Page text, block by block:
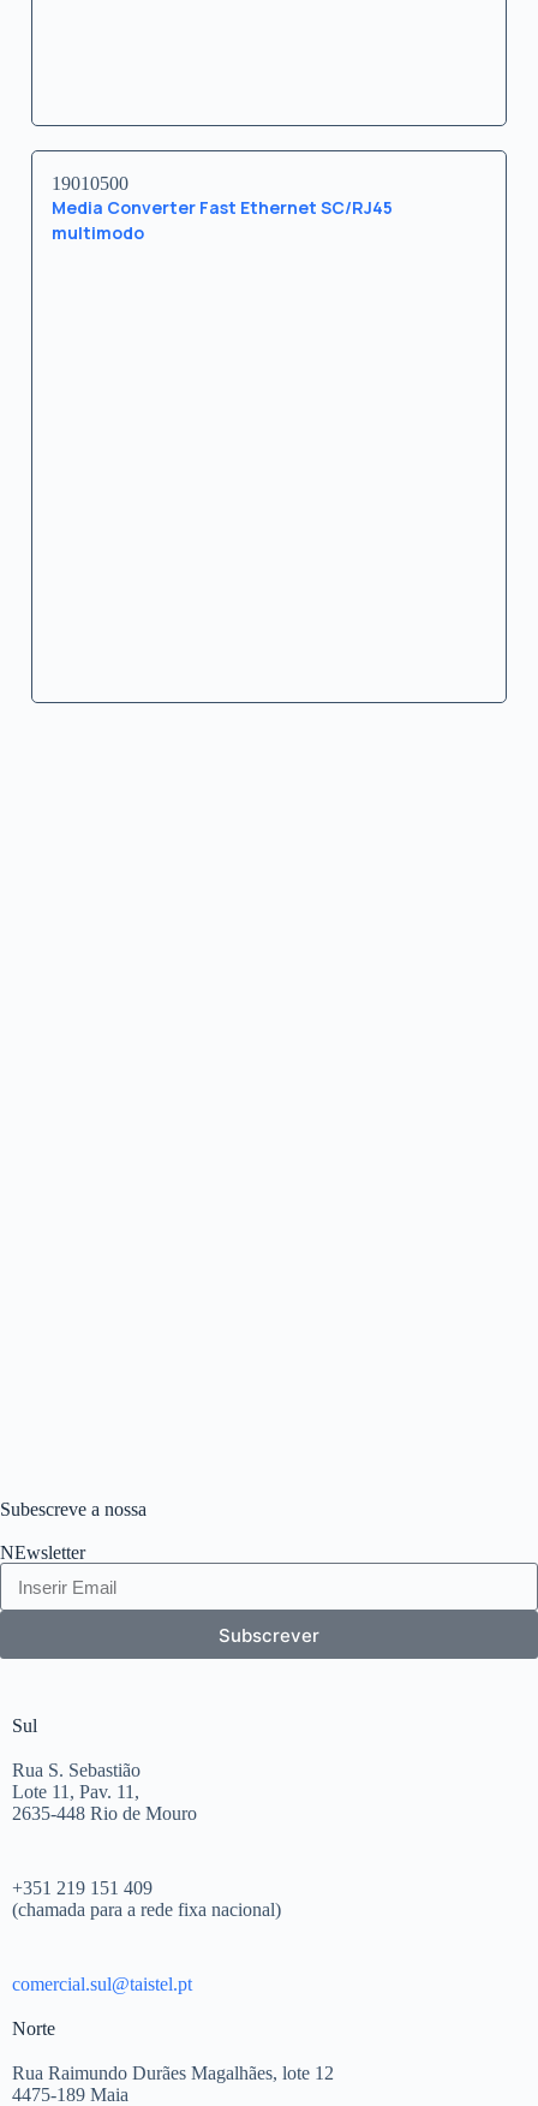
19010500
Media Converter Fast Ethernet SC/RJ45
multimodo
Subescreve a nossa
NEwsletter
Subscrever
Sul
Rua S. Sebastião
Lote 11, Pav. 11,
2635-448 Rio de Mouro
+351 219 151 409
(chamada para a rede fixa nacional)
comercial.sul@taistel.pt
Norte
Rua Raimundo Durães Magalhães, lote 12
4475-189 Maia